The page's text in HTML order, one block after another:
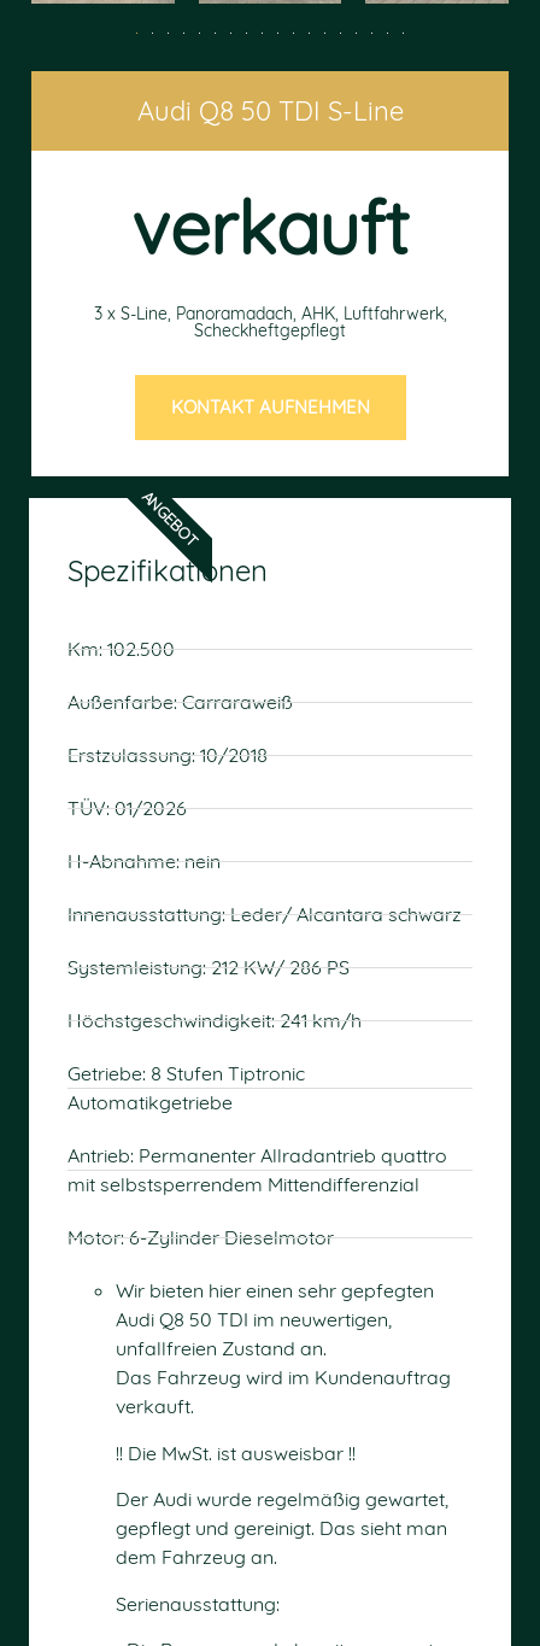
Audi Q8 50 TDI S-Line
verkauft
3 x S-Line, Panoramadach, AHK, Luftfahrwerk,
Scheckheftgepflegt
KONTAKT AUFNEHMEN
ANGEBOT
Spezifikationen
Km: 102.500
Außenfarbe: Carraraweiß
Erstzulassung: 10/2018
TÜV: 01/2026
H-Abnahme: nein
Innenausstattung: Leder/ Alcantara schwarz
Systemleistung: 212 KW/ 286 PS
Höchstgeschwindigkeit: 241 km/h
Getriebe: 8 Stufen Tiptronic
Automatikgetriebe
Antrieb: Permanenter Allradantrieb quattro
mit selbstsperrendem Mittendifferenzial
Motor: 6-Zylinder Dieselmotor
Wir bieten hier einen sehr gepfegten
Audi Q8 50 TDI im neuwertigen,
unfallfreien Zustand an.
Das Fahrzeug wird im Kundenauftrag
verkauft.
!! Die MwSt. ist ausweisbar !!
Der Audi wurde regelmäßig gewartet,
gepflegt und gereinigt. Das sieht man
dem Fahrzeug an.
Serienausstattung: